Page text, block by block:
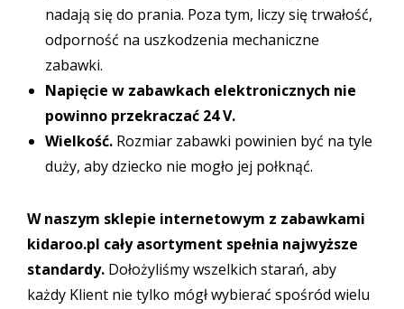
nadają się do prania. Poza tym, liczy się trwałość,
odporność na uszkodzenia mechaniczne
zabawki.
Napięcie w zabawkach elektronicznych nie
powinno przekraczać 24 V.
Wielkość. Rozmiar zabawki powinien być na tyle
duży, aby dziecko nie mogło jej połknąć.
W naszym sklepie internetowym z zabawkami
kidaroo.pl cały asortyment spełnia najwyższe
standardy. Dołożyliśmy wszelkich starań, aby
każdy Klient nie tylko mógł wybierać spośród wielu